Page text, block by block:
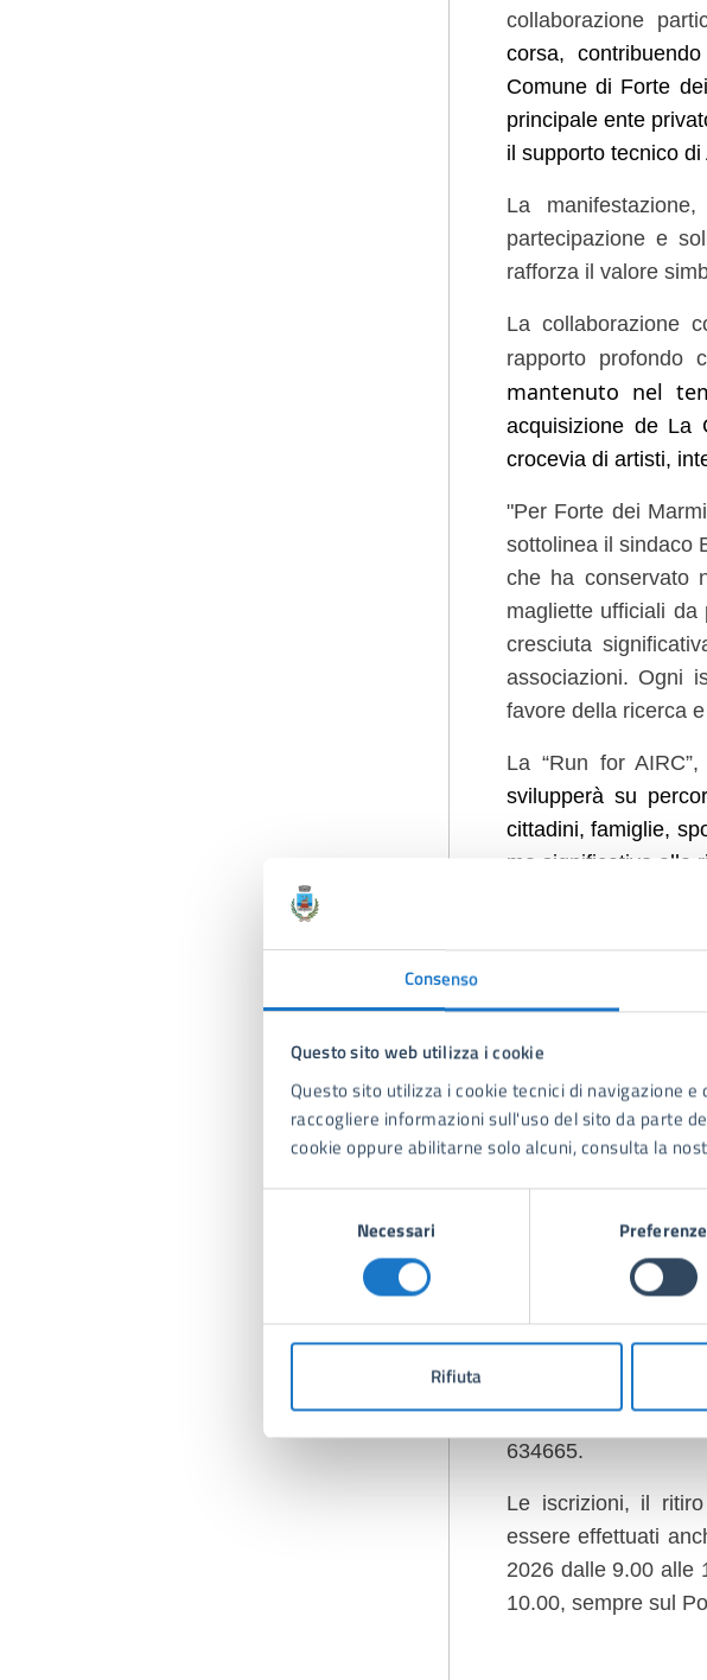
Consenso
Questo sito web utilizza i cookie
Questo sito utilizza i cookie tecnici di navigazione
raccogliere informazioni sull'uso del sito da parte
cookie oppure abilitarne solo alcuni, consulta la
Necessari Preferenze
Rifiuta
collaborazione
corsa,
Comune di Forte
principale ente
il supporto tecnico
La
partecipazione e
rafforza il valore
La collaborazione
rapporto profondo
mantenuto nel
acquisizione de La
crocevia di artisti,
"Per Forte dei
sottolinea il sindaco
che ha conservato
magliette ufficiali
cresciuta
associazioni. Ogni
favore della ricerca
La “Run for
svilupperà su
cittadini, famiglie,
ma significativo alla
L’iniziativa nasce
destinare alla
maggiore
questo la “Run for
“Nastro Rosa” di
precoce e del
Le iscrizioni
partecipazione:
Sarà possibile
ottobre prossimo,
l’Ufficio
0584.280292; La
Via Aurelia Sud
Viareggio, tel. 0584
634665.
Le iscrizioni, il ritiro
essere effettuati
2026 dalle 9.00 alle
10.00, sempre sul